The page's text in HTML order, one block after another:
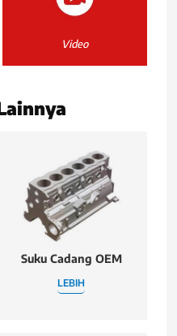
Video
Suku Cadang OEM
LEBIH